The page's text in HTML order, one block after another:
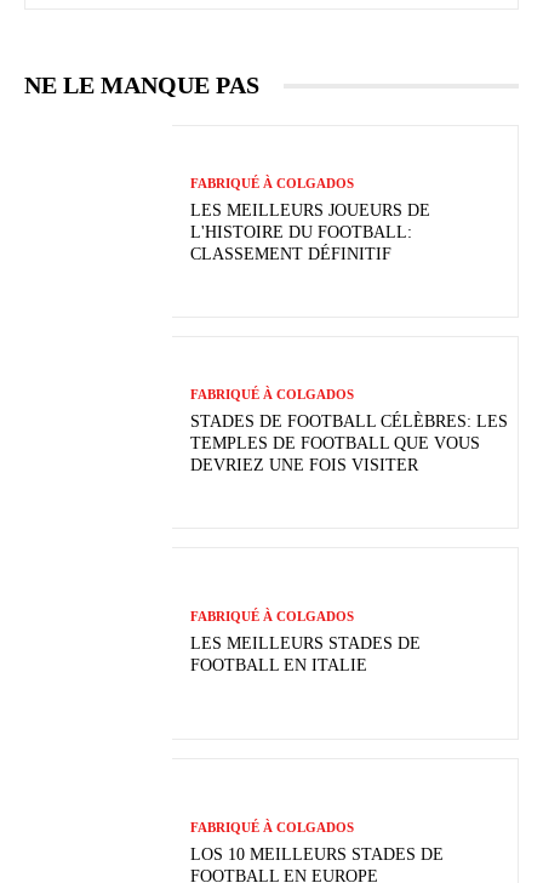
NE LE MANQUE PAS
FABRIQUÉ À COLGADOS
LES MEILLEURS JOUEURS DE
L'HISTOIRE DU FOOTBALL:
CLASSEMENT DÉFINITIF
FABRIQUÉ À COLGADOS
STADES DE FOOTBALL CÉLÈBRES: LES
TEMPLES DE FOOTBALL QUE VOUS
DEVRIEZ UNE FOIS VISITER
FABRIQUÉ À COLGADOS
LES MEILLEURS STADES DE
FOOTBALL EN ITALIE
FABRIQUÉ À COLGADOS
LOS 10 MEILLEURS STADES DE
FOOTBALL EN EUROPE